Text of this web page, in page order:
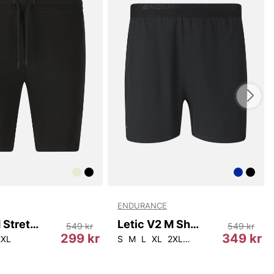
eller en bekväm T-shirt och ett par loafers eller
när du vill klä dig smart utan att tumma på
din sommargarderob ett uppdaterat, tidlöst alternativ
från Tiger Man.
handlar i vår webbshop. Besök oss även i vår butik i
mer på
www.vfo.se
Lucan M Stretch Shorts
299 kr
549 kr
ENDURANCE
Letic V2 M Shorts
S M L XL 2XL 3XL 349 kr
549 kr